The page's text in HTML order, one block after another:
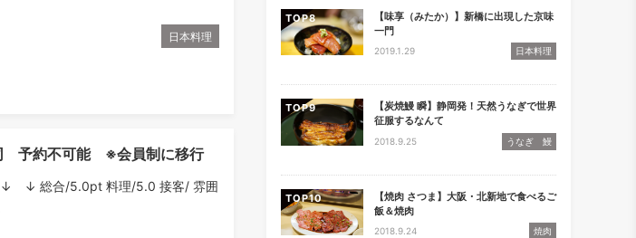
日本料理
司 予約不可能 ※会員制に移行
↓ ↓ 総合/5.0pt 料理/5.0 接客/ 雰囲
TOP
【味享（みたか）】新橋に出現した京味
一門
2019.1.29 日本料理
TOP
【炭焼鰻 瞬】静岡発！天然うなぎで世界
征服するなんて
2018.9.25 うなぎ 鰻
TOP
【焼肉 さつま】大阪・北新地で食べるご
飯＆焼肉
2018.9.24 焼肉